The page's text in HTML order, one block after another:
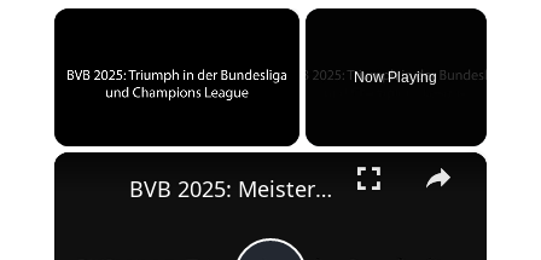
×
Now Playing
×
BVB 2025: Meisterschaft und Champions League-Erfolg